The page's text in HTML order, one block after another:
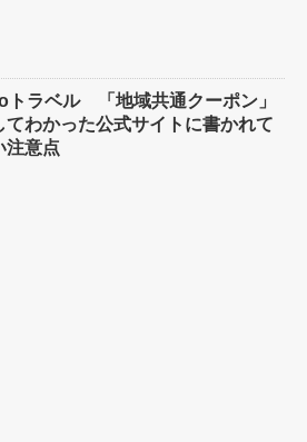
トラベル 「地域共通クーポン」
てわかった公式サイトに書かれて
注意点